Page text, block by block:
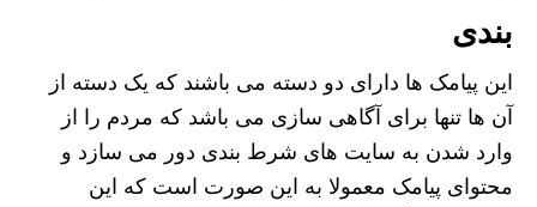
بندی
این پیامک ها دارای دو دسته می باشند که یک دسته از
آن ها تنها برای آگاهی سازی می باشد که مردم را از
وارد شدن به سایت های شرط بندی دور می سازد و
محتوای پیامک معمولا به این صورت است که این